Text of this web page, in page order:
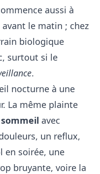
aussi à
le matin ; chez
biologique
surtout si le
.
nocturne à une
La même plainte
avec
un reflux,
en soirée, une
bruyante, voire la